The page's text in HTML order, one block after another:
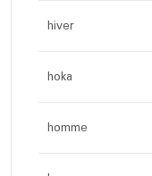
hiver
hoka
homme